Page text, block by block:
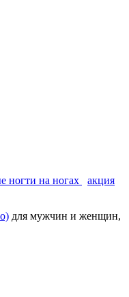
ногти на ногах
акция
для мужчин и женщин,